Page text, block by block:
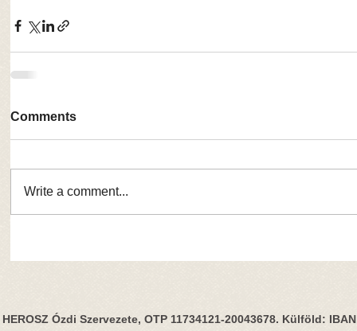
Comments
Write a comment...
HEROSZ Ózdi Szervezete, OTP 11734121-20043678. Külföld: